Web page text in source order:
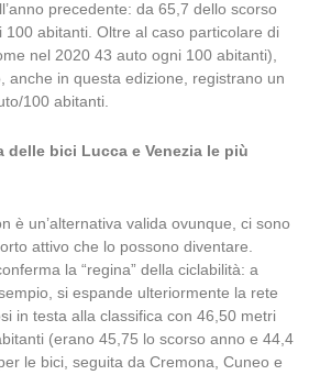
precedente: da 65,7 dello scorso
abitanti. Oltre al caso particolare di
nel 2020 43 auto ogni 100 abitanti),
anche in questa edizione, registrano un
100 abitanti.
delle bici Lucca e Venezia le più
è un’alternativa valida ovunque, ci sono
attivo che lo possono diventare.
la “regina” della ciclabilità: a
si espande ulteriormente la rete
in testa alla classifica con 46,50 metri
(erano 45,75 lo scorso anno e 44,4
le bici, seguita da Cremona, Cuneo e